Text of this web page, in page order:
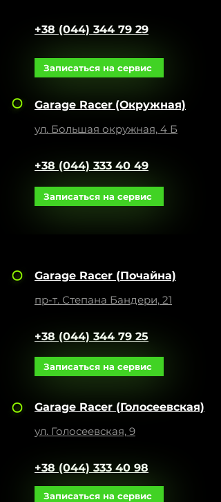
+38 (044) 344 79 29
Записаться на сервис
Garage Racer (Окружная)
ул. Большая окружная, 4 Б
+38 (044) 333 40 49
Записаться на сервис
Garage Racer (Почайна)
пр-т. Степана Бандери, 21
+38 (044) 344 79 25
Записаться на сервис
Garage Racer (Голосеевская)
ул. Голосеевская, 9
+38 (044) 333 40 98
Записаться на сервис